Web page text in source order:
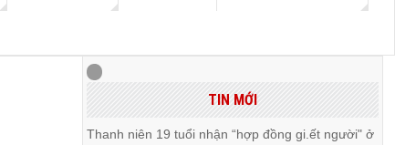
TIN MỚI
Thanh niên 19 tuổi nhận “hợp đồng gi.ết người" ở